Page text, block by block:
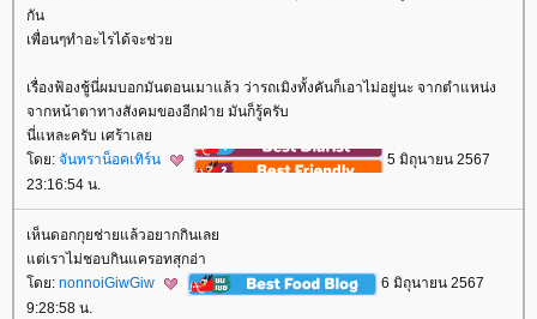
กัน
เพื่อนๆทำอะไรได้จะช่ว
เรื่องฟ้องชู้นี่ผมบอกมันตอนเมาแล้ว ว่ารถเมิงทั้งคันก็เอาไม่อยู่นะ จากตำแหน่ง
จากหน้าตาทางสังคมของอีกฝ่าย มันก็รู้ครับ
นี่แหละครับ เศร้าเล
ดย: จันทราน็อคเทิร์น
5 มิถุนายน 2567
23:16:54 น.
เห็นดอกกุยช่ายแล้วอยากกินเล
ต่เราไม่ชอบกินแครอทสุกอ่า
ดย: nonnoiGiwGiw
6 มิถุนายน 2567
9:28:58 น.